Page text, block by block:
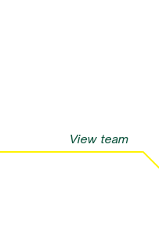
View team